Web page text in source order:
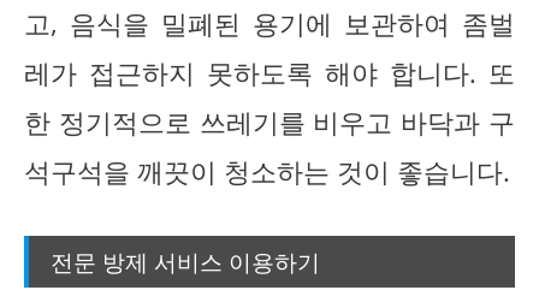
고, 음식을 밀폐된 용기에 보관하여 좀벌
레가 접근하지 못하도록 해야 합니다. 또
한 정기적으로 쓰레기를 비우고 바닥과 구
석구석을 깨끗이 청소하는 것이 좋습니다.
전문 방제 서비스 이용하기